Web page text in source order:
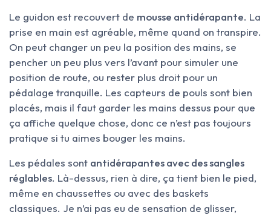
Le guidon est recouvert de mousse antidérapante. La
prise en main est agréable, même quand on transpire.
On peut changer un peu la position des mains, se
pencher un peu plus vers l’avant pour simuler une
position de route, ou rester plus droit pour un
pédalage tranquille. Les capteurs de pouls sont bien
placés, mais il faut garder les mains dessus pour que
ça affiche quelque chose, donc ce n’est pas toujours
pratique si tu aimes bouger les mains.
Les pédales sont antidérapantes avec des sangles
réglables. Là-dessus, rien à dire, ça tient bien le pied,
même en chaussettes ou avec des baskets
classiques. Je n’ai pas eu de sensation de glisser,